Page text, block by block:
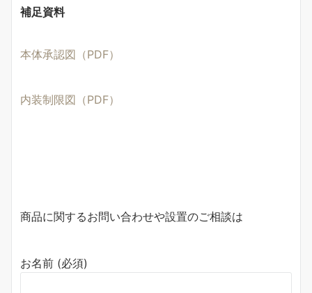
補足資料
本体承認図（PDF）
内装制限図（PDF）
商品に関するお問い合わせや設置のご相談は
お名前 (必須)